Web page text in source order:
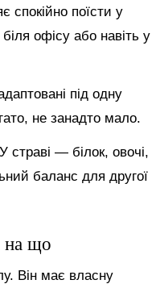
спокійно поїсти у
офісу або навіть у
під одну
не занадто мало.
страві — білок, овочі,
баланс для другої
на що
Він має власну